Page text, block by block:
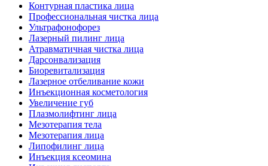
Контурная пластика лица
Профессиональная чистка лица
Ультрафонофорез
Лазерный пилинг лица
Атравматичная чистка лица
Дарсонвализация
Биоревитализация
Лазерное отбеливание кожи
Инъекционная косметология
Увеличение губ
Плазмолифтинг лица
Мезотерапия тела
Мезотерапия лица
Липофилинг лица
Инъекция ксеомина